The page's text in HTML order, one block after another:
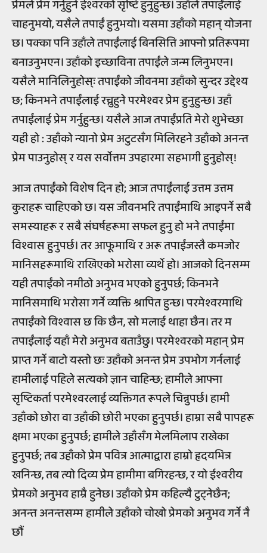
प्रेमले प्रेम गर्नुहुने ईश्वरको सृष्टि हुनुहुन्छ। उहाँले तपाईंलाई
चाहनुभयो, यसैले तपाईं हुनुभयो। यसमा उहाँको महान् योजना
छ। पक्का पनि उहाँले तपाईंलाई बिनसित्ति आफ्नो प्रतिरूपमा
बनाउनुभएन। उहाँको इच्छाविना तपाईंले जन्म लिनुभएन।
यसैले मानिलिनुहोस्ः तपाईंको जीवनमा उहाँको सुन्दर उद्देश्य
छ; किनभने तपाईंलाई रच्नुहुने परमेश्वर प्रेम हुनुहुन्छ। उहाँ
तपाईंलाई प्रेम गर्नुहुन्छ। यसैले आज तपाईंप्रति मेरो शुभेच्छा
यही हो : उहाँको न्यानो प्रेम अटुटसँग मिलिरहने उहाँको अनन्त
प्रेम पाउनुहोस् र यस सर्वोत्तम उपहारमा सहभागी हुनुहोस्!
आज तपाईंको विशेष दिन हो; आज तपाईंलाई उत्तम उत्तम
कुराहरू चाहिएको छ। यस जीवनभरि तपाईंमाथि आइपर्ने सबै
समस्याहरू र सबै संघर्षहरूमा सफल हुनु हो भने तपाईंमा
विश्वास हुनुपर्छ। तर आफूमाथि र अरू तपाईंजस्तै कमजोर
मानिसहरूमाथि राखिएको भरोसा व्यर्थे हो। आजको दिनसम्म
यही तपाईंको नमीठो अनुभव भएको हुनुपर्छ; किनभने
मानिसमाथि भरोसा गर्ने व्यक्ति श्रापित हुन्छ। परमेश्वरमाथि
तपाईंको विश्वास छ कि छैन, सो मलाई थाहा छैन। तर म
तपाईंलाई यहाँ मेरो अनुभव बताउँछु। परमेश्वरको महान् प्रेम
प्राप्त गर्ने बाटो यस्तो छः उहाँको अनन्त प्रेम उपभोग गर्नलाई
हामीलाई पहिले सत्यको ज्ञान चाहिन्छ; हामीले आफ्ना
सृष्टिकर्ता परमेश्वरलाई व्यक्तिगत रूपले चिन्नुपर्छ। हामी
उहाँको छोरा वा उहाँकी छोरी भएका हुनुपर्छ। हाम्रा सबै पापहरू
क्षमा भएका हुनुपर्छ; हामीले उहाँसँग मेलमिलाप राखेका
हुनुपर्छ; तब उहाँको प्रेम पवित्र आत्माद्वारा हाम्रो हृदयभित्र
खनिन्छ, तब त्यो दिव्य प्रेम हामीमा बगिरहन्छ, र यो ईश्वरीय
प्रेमको अनुभव हाम्रै हुनेछ। उहाँको प्रेम कहिल्यै टुट्नेछैन;
अनन्त अनन्तसम्म हामीले उहाँको चोखो प्रेमको अनुभव गर्ने नै
छौं